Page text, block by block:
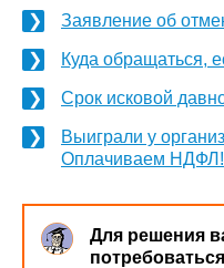
Заявление об
Куда обращаться,
Срок исковой
Выиграли у
Оплачиваем НДФЛ!
Для решения